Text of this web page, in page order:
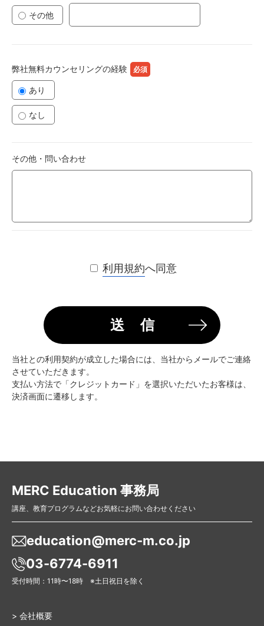
その他
弊社無料カウンセリングの経験
あり
なし
その他・問い合わせ
利用規約へ同意
送 信
当社との利用契約が成立した場合には、当社からメールでご連絡
させていただきます。
支払い方法で「クレジットカード」を選択いただいたお客様は、
決済画面に遷移します。
MERC Education 事務局
講座、教育プログラムなどお気軽にお問い合わせください
education@merc-m.co.jp
03-6774-6911
受付時間：11時〜18時 ※土日祝日を除く
> 会社概要